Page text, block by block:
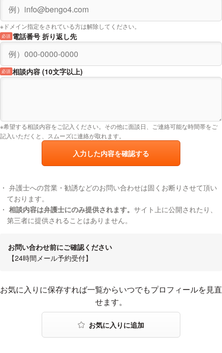
2018年
フジテレビ「とくダネ！」
2018年
朝日新聞「ひと」
作曲家としてメジャーデビューした弁護士として
作曲家の相続争いについて
2018年
TBSテレビ「NEWSな2人」
「週刊エコノミスト」12月8日号
YouTubeでの音楽利用の権利処理について
2018年
読売新聞１月２０日朝刊
バンクシー作品の著作権について
TOKYO FM「ONE MORNING」
アニメ動画違法アップロードの事件について
NEWS ZERO
※ドメイン指定をされている方は解除してください。
電話番号 折り返し先
必須
相談内容 (10文字以上)
必須
※希望する相談内容をご記入ください。その他に面談日、ご連絡可能な時間帯をご
記入いただくと、スムーズに連絡が取れます。
入力した内容を確認する
弁護士への営業・勧誘などのお問い合わせは固くお断りさせて頂い
ております。
相談内容は弁護士にのみ提供されます。 サイト上に公開されたり、
第三者に提供されることはありません。
お問い合わせ前にご確認ください
【24時間メール予約受付】
お気に入りに登録する
お気に入りに保存すれば一覧からいつでもプロフィールを見直
せます。